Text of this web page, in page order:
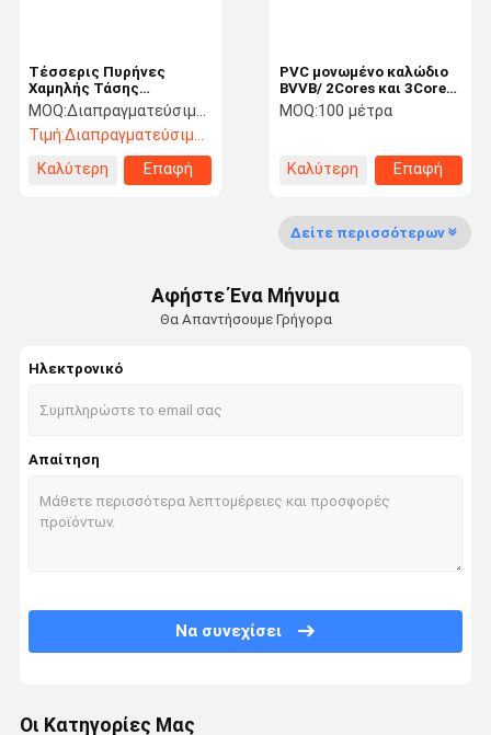
Ποιοτικός
Ειδήσεις
Καλώδιο τροφοδοσίας αλουμινίου
Καλώδιο ισχύος χαμηλής τάσης
Καλώδια ρεύματος μέσης τάσης
Από πάνω μονωμένο καλώδιο
Φωτοβολταϊκό ηλιακό καλώδιο
PVC μονωμένο καλώδιο
BVVB/ 2Cores και 3Cores
καλώδιο η τάση είναι
300/500V χρήση για το
MOQ:100 μέτρα
Καλύτερη
Επαφή
Τέσσερις Πυρήνες
Χαμηλής Τάσης
(0.6kv/1kv) Πυράντοχα
Καλώδια Μόνωση XLPE
MOQ:Διαπραγματεύσιμος
Τιμή:Διαπραγματεύσιμος
Καλύτερη
Επαφή
Δείτε περισσότερων
Αφήστε Ένα Μήνυμα
Θα Απαντήσουμε Γρήγορα
Ηλεκτρονικό
Απαίτηση
Να συνεχίσει
Οι Κατηγορίες Μας